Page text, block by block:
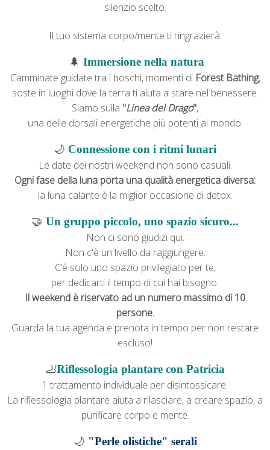
silenzio scelto.
Il tuo sistema corpo/mente ti ringrazierà.
🌲 Immersione nella natura
Camminate guidate tra i boschi, momenti di Forest Bathing,
soste in luoghi dove la terra ti aiuta a stare nel benessere.
Siamo sulla "Linea del Drago",
una delle dorsali energetiche più potenti al mondo.
🌙 Connessione con i ritmi lunari
Le date dei nostri weekend non sono casuali.
Ogni fase della luna porta una qualità energetica diversa:
la luna calante è la miglior occasione di detox.
🤝 Un gruppo piccolo, uno spazio sicuro...
Non ci sono giudizi qui.
Non c'è un livello da raggiungere.
C’è solo uno spazio privilegiato per te,
per dedicarti il tempo di cui hai bisogno.
Il weekend è riservato ad un numero massimo di 10
persone.
Guarda la tua agenda e prenota in tempo per non restare
escluso!
🦶Riflessologia plantare con Patricia
1 trattamento individuale per disintossicare.
La riflessologia plantare aiuta a rilasciare, a creare spazio, a
purificare corpo e mente.
🌙 "Perle olistiche" serali